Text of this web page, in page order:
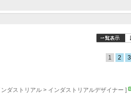
1 2 3
ダストリアル > インダストリアルデザイナー ]
年代を選ぶ